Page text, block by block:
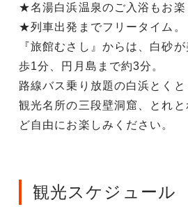
★名湯白浜温泉のご入浴もお楽
★列車出発までフリータイム。
『旅館むさし』からは、白砂
歩1分、円月島まで約3分。
路線バス乗り放題の白浜とくと
観光名所の三段壁洞窟、とれ
ど自由にお楽しみください。
観光スケジュール